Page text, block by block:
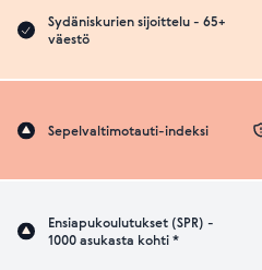
Sydäniskurien sijoittelu - 65+
väestö
Sepelvaltimotauti-indeksi
Ensiapukoulutukset (SPR) -
1000 asukasta kohti *